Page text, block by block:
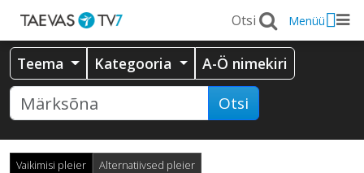
Menüü
Teema Kategooria A-Ö nimekiri
Otsi
Vaikimisi pleier Alternatiivsed pleier